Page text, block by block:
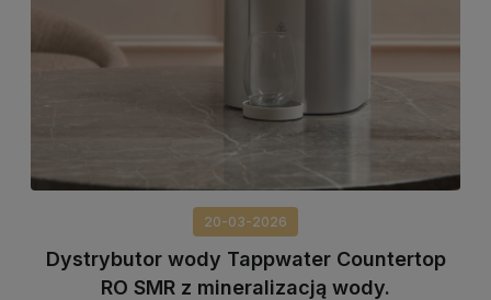
20-03-2026
Dystrybutor wody Tappwater Countertop
RO SMR z mineralizacją wody.